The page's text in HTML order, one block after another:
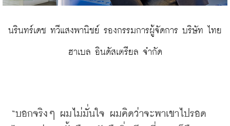
ฮาเบล อินดัสเตรียล จำกัด
“บอกจริงๆ ผมไม่มั่นใจ
ผมคิดว่าจะพาเขาไปรอด